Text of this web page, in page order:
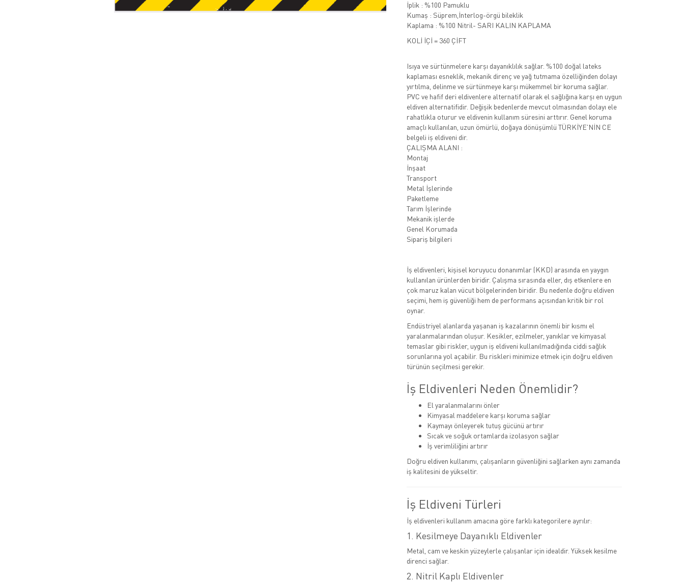
İplik : %100 Pamuklu
Kumaş : Süprem,İnterlog-örgü bileklik
Kaplama : %100 Nitril- SARI KALIN KAPLAMA
KOLİ İÇİ = 360 ÇİFT
Isıya ve sürtünmelere karşı dayanıklılık sağlar. %100 doğal lateks
kaplaması esneklik, mekanik direnç ve yağ tutmama özelliğinden dolayı
yırtılma, delinme ve sürtünmeye karşı mükemmel bir koruma sağlar.
PVC ve hafif deri eldivenlere alternatif olarak el sağlığına karşı en uygun
eldiven alternatifidir. Değişik bedenlerde mevcut olmasından dolayı ele
rahatlıkla oturur ve eldivenin kullanım süresini arttırır. Genel koruma
amaçlı kullanılan, uzun ömürlü, doğaya dönüşümlü TÜRKİYE'NİN CE
belgeli iş eldiveni dir.
ÇALIŞMA ALANI :
Montaj
İnşaat
Transport
Metal İşlerinde
Paketleme
Tarım İşlerinde
Mekanik işlerde
Genel Korumada
Sipariş bilgileri
İş eldivenleri, kişisel koruyucu donanımlar (KKD) arasında en yaygın
kullanılan ürünlerden biridir. Çalışma sırasında eller, dış etkenlere en
çok maruz kalan vücut bölgelerinden biridir. Bu nedenle doğru eldiven
seçimi, hem iş güvenliği hem de performans açısından kritik bir rol
oynar.
Endüstriyel alanlarda yaşanan iş kazalarının önemli bir kısmı el
yaralanmalarından oluşur. Kesikler, ezilmeler, yanıklar ve kimyasal
temaslar gibi riskler, uygun iş eldiveni kullanılmadığında ciddi sağlık
sorunlarına yol açabilir. Bu riskleri minimize etmek için doğru eldiven
türünün seçilmesi gerekir.
İş Eldivenleri Neden Önemlidir?
El yaralanmalarını önler
Kimyasal maddelere karşı koruma sağlar
Kaymayı önleyerek tutuş gücünü artırır
Sıcak ve soğuk ortamlarda izolasyon sağlar
İş verimliliğini artırır
Doğru eldiven kullanımı, çalışanların güvenliğini sağlarken aynı zamanda
iş kalitesini de yükseltir.
İş Eldiveni Türleri
İş eldivenleri kullanım amacına göre farklı kategorilere ayrılır:
1. Kesilmeye Dayanıklı Eldivenler
Metal, cam ve keskin yüzeylerle çalışanlar için idealdir. Yüksek kesilme
direnci sağlar.
2. Nitril Kaplı Eldivenler